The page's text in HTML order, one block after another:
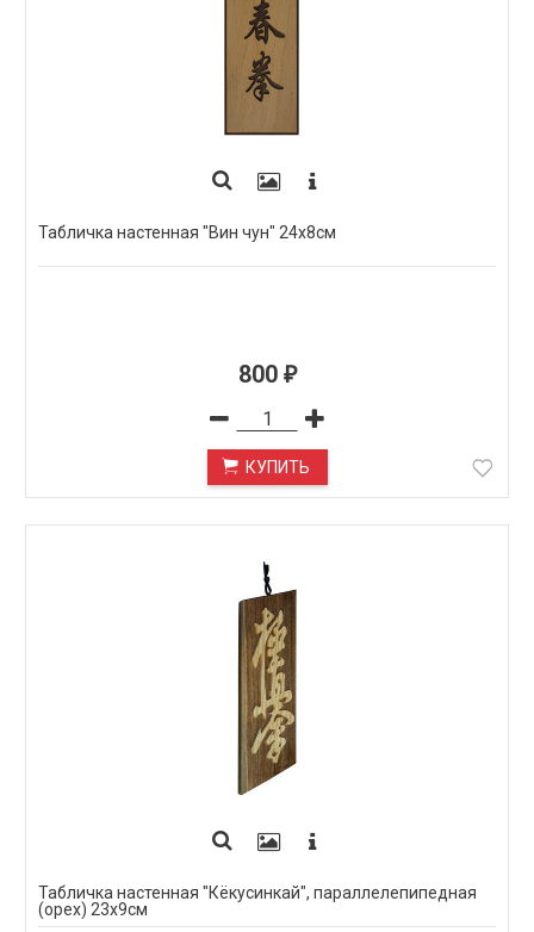
Табличка настенная "Вин чун" 24х8см
800 ₽
КУПИТЬ
Табличка настенная "Кёкусинкай", параллелепипедная
(орех) 23х9см